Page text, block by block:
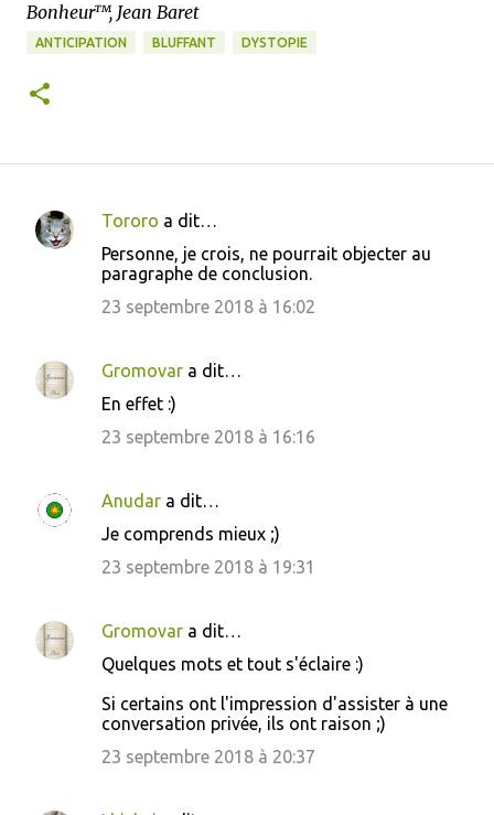
Bonheur™, Jean Baret
ANTICIPATION BLUFFANT DYSTOPIE
C
e
n
r
Tororo a dit…
Personne, je crois, ne pourrait objecter au
paragraphe de conclusion.
23 septembre 2018 à 16:02
Gromovar a dit…
En effet :)
23 septembre 2018 à 16:16
Anudar a dit…
Je comprends mieux ;)
23 septembre 2018 à 19:31
Gromovar a dit…
Quelques mots et tout s'éclaire :)
Si certains ont l'impression d'assister à une
conversation privée, ils ont raison ;)
23 septembre 2018 à 20:37